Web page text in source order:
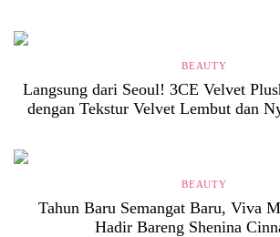
BEAUTY
Langsung dari Seoul! 3CE Velvet
dengan Tekstur Velvet Lembut dan
BEAUTY
Tahun Baru Semangat Baru, Viva
Hadir Bareng Shenina